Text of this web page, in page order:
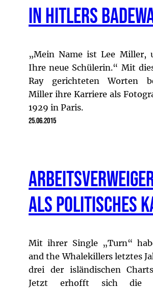
In Hitlers
„Mein Name ist Lee Miller,
Ihre neue Schülerin.“ Mit
Ray gerichteten Worten
Miller ihre Karriere als
1929 in Paris.
25.06.2015
als politisches
Mit ihrer Single „Turn“
and the Whalekillers letztes
drei der isländischen
Jetzt erhofft sich die